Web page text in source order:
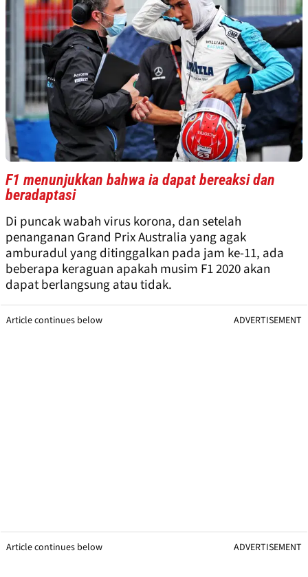
F1 menunjukkan bahwa ia dapat bereaksi dan
beradaptasi
Di puncak wabah virus korona, dan setelah
penanganan Grand Prix Australia yang agak
amburadul yang ditinggalkan pada jam ke-11, ada
beberapa keraguan apakah musim F1 2020 akan
dapat berlangsung atau tidak.
Article continues below ADVERTISEMENT
Article continues below ADVERTISEMENT